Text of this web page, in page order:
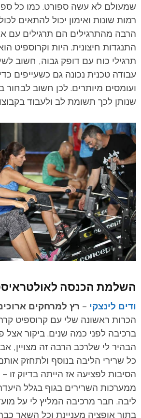
שמעולם לא עשה ספורט. כמו כל
רמות שונות ואימון יכול להתאים
הרבה מהתרגילים הם תרגילים עם
התנגדות חיצונית. היות וקרוספיט
תרגילי כוח עם דופק גבוה, חשוב
עבודה טכנית נכונה גם כשעייפים
ועומסים מיותרים. לכן חשוב לבחור
שנותן לכך תשומת לב ולעבוד
השלמת הכנסה
ודים לינצקי – רץ למרחקים
הכרות ראשונה שלי עם קרוספיט
ברכיבה לפני כמה שנים. ביקור אצל
הבהיר לי שלרכב הרבה זה מצויין,
כל שרירי הליבה בנוסף ולתחזק
הסיבות לפציעה אז הייתה בדיוק
ממערכות השרירים בגוף בגלל
ליבה. חבר מרכיבה המליץ לי על
בתור אופציה מעניינת וכל השאר